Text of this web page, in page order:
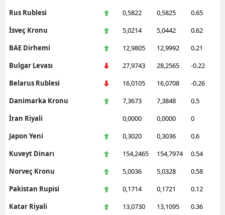
Rus Rublesi
0,5822 0,5825
0.65
İsveç Kronu
5,0214 5,0442
0.62
BAE Dirhemi
12,9805 12,9992
0.21
Bulgar Levası
27,9743 28,2565
-0.22
Belarus Rublesi
16,0105 16,0708
-0.26
Danimarka Kronu
7,3673 7,3848
0.5
İran Riyali
0,0000 0,0000
0
Japon Yeni
0,3020 0,3036
0.6
Kuveyt Dinarı
154,2465 154,7974
0.54
Norveç Kronu
5,0036 5,0328
0.58
Pakistan Rupisi
0,1714 0,1721
0.12
Katar Riyali
13,0730 13,1095
0.36